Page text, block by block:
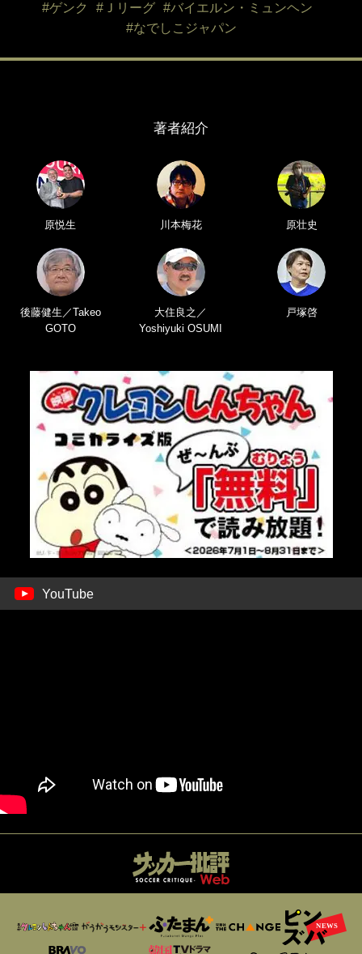
#ゲンク
#Ｊリーグ
#バイエルン・ミュンヘン
#なでしこジャパン
著者紹介
原悦生 川本梅花 原壮史
後藤健生／Takeo
GOTO
大住良之／
Yoshiyuki OSUMI
戸塚啓
YouTube